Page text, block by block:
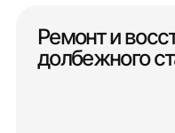
Ремонт и
долбежного